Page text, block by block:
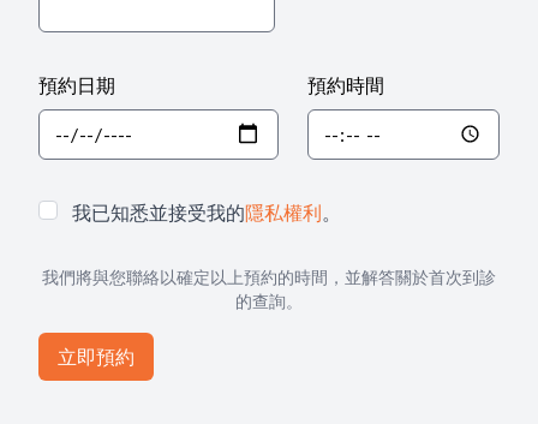
預約日期 預約時間
我已知悉並接受我的隱私權利
我們將與您聯絡以確定以上預約的時間，並解答關於首次到診
的查詢。